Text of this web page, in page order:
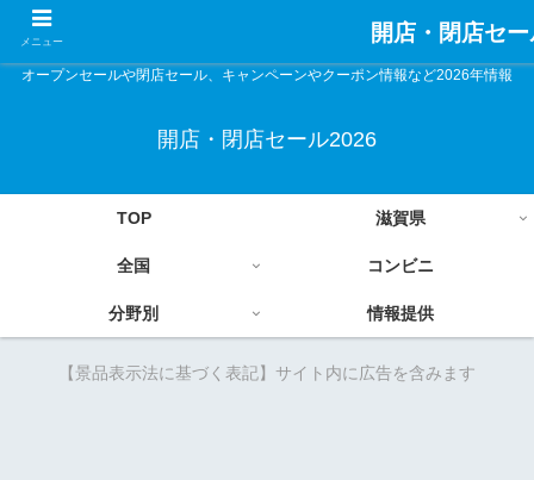
オープンセールや閉店セール、キャンペーンやクーポン情報など2026年情報
開店・閉店セール2026
TOP 滋賀県
全国 コンビニ
分野別 情報提供
【景品表示法に基づく表記】サイト内に広告を含みます
メニュー 開店・閉店セ